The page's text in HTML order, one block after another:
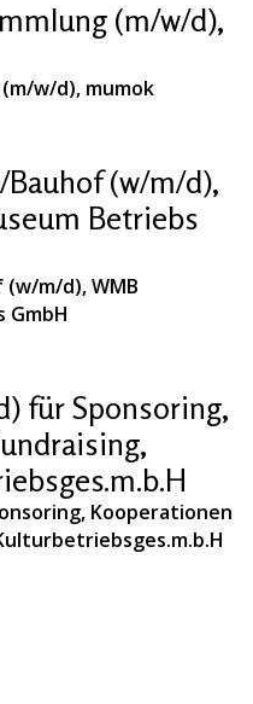
(m/w/d),
w/d), mumok
(w/m/d),
Betriebs
m/d), WMB
für Sponsoring,
Kooperationen